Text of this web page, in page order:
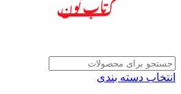
انتخاب دسته بندی